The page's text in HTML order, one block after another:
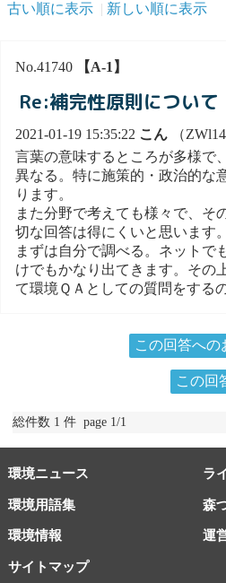
古い順に表示 新しい順に表示
No.41740 【A-1】
Re:補完性原則について
2021-01-19 15:35:22 こん （
言葉の意味するところが多様で
異なる。特に施策的・政治的な
ります。
また分野で考えても様々で、そ
切な回答は得にくいと思います。
まずは自分で調べる。ネットで
けでもかなり出てきます。その
て環境ＱＡとしての質問をする
この回答への
この回
総件数 1 件 page 1/1
環境ニュース ラ
環境用語集 森
環境情報
サイトマップ
運